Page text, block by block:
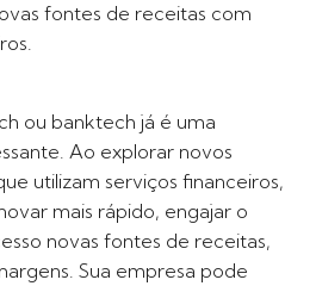
fontes de receitas com
ou banktech já é uma
Ao explorar novos
utilizam serviços financeiros,
mais rápido, engajar o
novas fontes de receitas,
Sua empresa pode